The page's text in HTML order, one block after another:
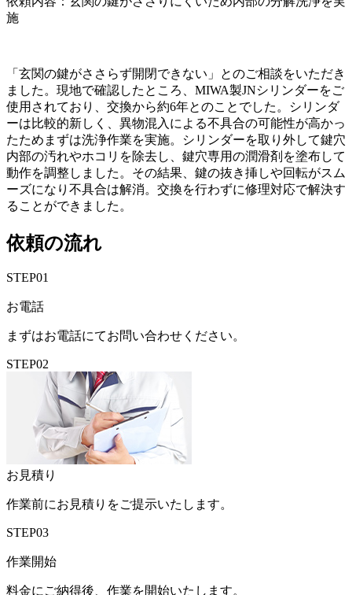
施
「玄関の鍵がささらず開閉できない」とのご相談をいただき
ました。現地で確認したところ、MIWA製JNシリンダーをご
使用されており、交換から約6年とのことでした。シリンダ
ーは比較的新しく、異物混入による不具合の可能性が高かっ
たためまずは洗浄作業を実施。シリンダーを取り外して鍵穴
内部の汚れやホコリを除去し、鍵穴専用の潤滑剤を塗布して
動作を調整しました。その結果、鍵の抜き挿しや回転がスム
ーズになり不具合は解消。交換を行わずに修理対応で解決す
ることができました。
依頼の流れ
STEP01
お電話
まずはお電話にてお問い合わせください。
STEP02
お見積り
作業前にお見積りをご提示いたします。
STEP03
作業開始
料金にご納得後、作業を開始いたします。